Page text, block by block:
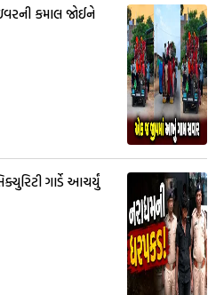
કમાલ જોઈને
ગાર્ડે આચર્યું